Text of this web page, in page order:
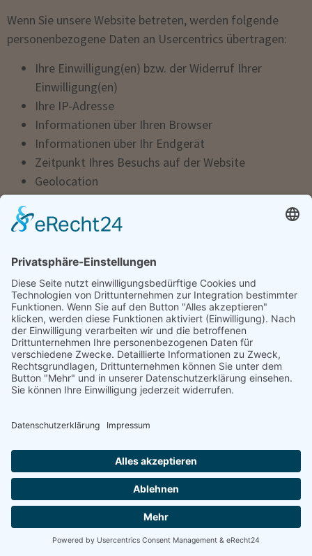
Wenn Sie unsere Website betreten, werden folgende
personenbezogene Daten an Usercentrics übertragen:
Ihre Einwilligung(en) bzw. der Widerruf Ihrer
Einwilligung(en)
Ihre IP-Adresse
Informationen über Ihren Browser
Informationen über Ihr Endgerät
Zeitpunkt Ihres Besuchs auf der Website
Geolocation
Des Weiteren speichert Usercentrics ein Cookie in Ihrem
Browser, um Ihnen die erteilten Einwilligungen bzw.
deren Widerruf zuordnen zu können. Die so erfassten
Daten werden gespeichert, bis Sie uns zur Löschung
der Zweck für die Datenspeicherung entfällt. Zwingende
gesetzliche Aufbewahrungspflichten bleiben unberührt.
Der Einsatz von Usercentrics erfolgt, um die gesetzlich
vorgeschriebenen Einwilligungen für den Einsatz
bestimmter Technologien einzuholen. Rechtsgrundlage
hierfür ist Art. 6 Abs. 1 lit. c DSGVO.
Auftragsverarbeitung
Wir haben einen Vertrag über Auftragsverarbeitung (AVV)
zur Nutzung des oben genannten Dienstes geschlossen.
Hierbei handelt es sich um einen datenschutzrechtlich
vorgeschriebenen Vertrag, der gewährleistet, dass dieser
die personenbezogenen Daten unserer Websitebesucher